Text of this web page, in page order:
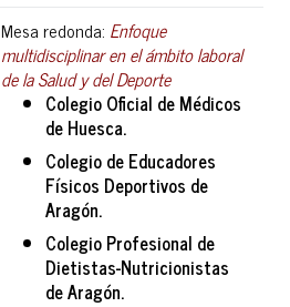
Mesa redonda: Enfoque
multidisciplinar en el ámbito laboral
de la Salud y del Deporte
Colegio Oficial de Médicos
de Huesca.
Colegio de Educadores
Físicos Deportivos de
Aragón.
Colegio Profesional de
Dietistas-Nutricionistas
de Aragón.